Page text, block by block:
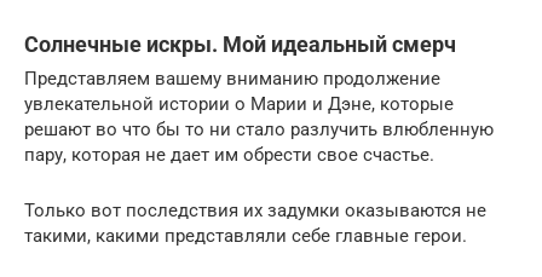
Солнечные искры. Мой идеальный смерч
Представляем вашему вниманию продолжение
увлекательной истории о Марии и Дэне, которые
решают во что бы то ни стало разлучить влюбленную
пару, которая не дает им обрести свое счастье.
Только вот последствия их задумки оказываются не
такими, какими представляли себе главные герои.